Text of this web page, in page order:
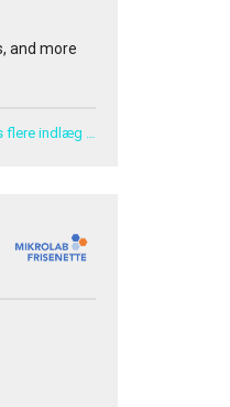
and more
flere indlæg …